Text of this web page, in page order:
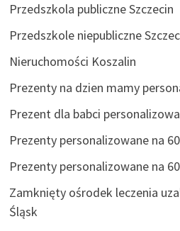
Przedszkola publiczne Szczecin
Przedszkole niepubliczne
Nieruchomości Koszalin
Prezenty na dzien mamy
Prezent dla babci
Prezenty personalizowane na
Prezenty personalizowane na
Zamknięty ośrodek leczenia
Śląsk